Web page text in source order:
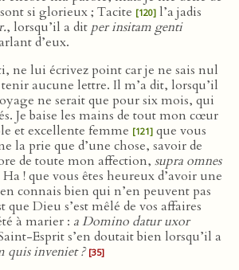
si glorieux ; Tacite [120] l’a jadis
, lorsqu’il a dit per insitam genti
d’eux.
ne lui écrivez point car je ne sais nul
aucune lettre. Il m’a dit, lorsqu’il
ne serait que pour six mois, qui
Je baise les mains de tout mon cœur
et excellente femme [121] que vous
la prie que d’une chose, savoir de
de toute mon affection, supra omnes
Ha ! que vous êtes heureux d’avoir une
connais bien qui n’en peuvent pas
que Dieu s’est mêlé de vos affaires
à marier : a Domino datur uxor
Esprit s’en doutait bien lorsqu’il a
quis inveniet ? [35]